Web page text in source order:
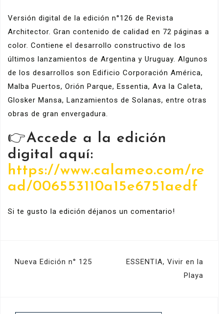
Versión digital de la edición n°126 de Revista
Architector. Gran contenido de calidad en 72 páginas a
color. Contiene el desarrollo constructivo de los
últimos lanzamientos de Argentina y Uruguay. Algunos
de los desarrollos son Edificio Corporación América,
Malba Puertos, Orión Parque, Essentia, Ava la Caleta,
Glosker Mansa, Lanzamientos de Solanas, entre otras
obras de gran envergadura.
👉Accede a la edición
digital aquí:
https://www.calameo.com/re
ad/006553110a15e6751aedf
Si te gusto la edición déjanos un comentario!
Navegación
Nueva Edición n° 125
ESSENTIA, Vivir en la
Playa